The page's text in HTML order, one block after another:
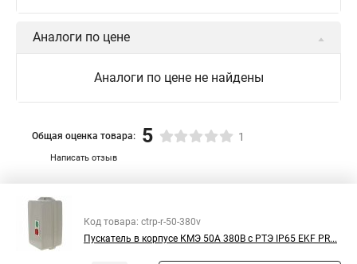
Аналоги по цене
Аналоги по цене не найдены
Написать отзыв
Общая оценка товара: 5 1
Специализированный магазин
Код товара: ctrp-r-50-380v
Пускатель в корпусе КМЭ 50А 380В с РТЭ IP65 EKF PR...